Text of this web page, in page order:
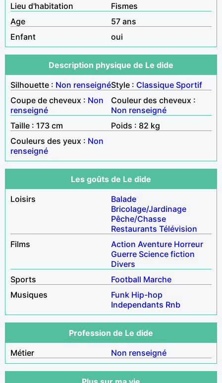
Lieu d'habitation
Fismes
Age
57 ans
Enfant
oui
Description physique de Le dide
Silhouette : Non renseignéStyle : Classique Sportif
Coupe de cheveux : Non
renseigné
Couleur des cheveux :
Non renseigné
Taille : 173 cm
Poids : 82 kg
Couleurs des yeux : Non
renseigné
Les goûts de Le dide
Loisirs
Balade
Bricolage/Jardinage
Pêche/Chasse
Restaurants Télévision
Films
Action Aventure Horreur
Guerre Science fiction
Divers
Sports
Football Marche
Musiques
Funk Hip-hop
Independants Rnb
Profession de Le dide
Métier
Non renseigné